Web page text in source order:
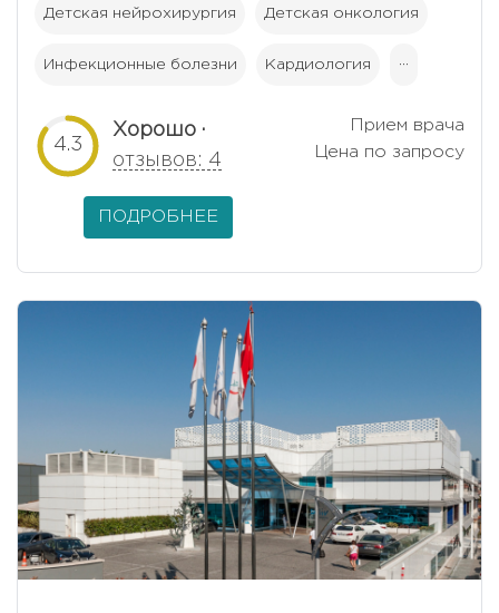
Детская нейрохирургия Детская онкология
Инфекционные болезни Кардиология ···
4.3
Хорошо ·
отзывов: 4
Прием врача
Цена по запросу
ПОДРОБНЕЕ